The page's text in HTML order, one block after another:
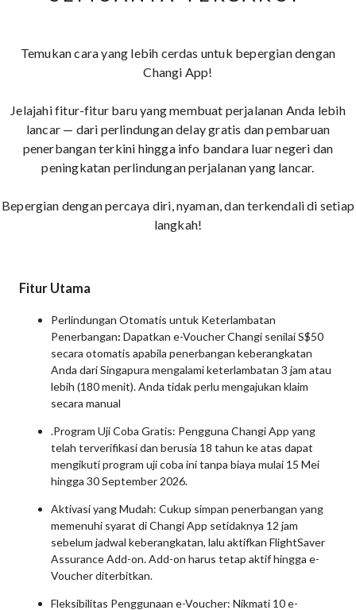
Temukan cara yang lebih cerdas untuk bepergian dengan
Changi App!
Jelajahi fitur-fitur baru yang membuat perjalanan Anda lebih
lancar — dari perlindungan delay gratis dan pembaruan
penerbangan terkini hingga info bandara luar negeri dan
peningkatan perlindungan perjalanan yang lancar.
Bepergian dengan percaya diri, nyaman, dan terkendali di setiap
langkah!
Fitur Utama
Perlindungan Otomatis untuk Keterlambatan
Penerbangan: Dapatkan e-Voucher Changi senilai S$50
secara otomatis apabila penerbangan keberangkatan
Anda dari Singapura mengalami keterlambatan 3 jam atau
lebih (180 menit). Anda tidak perlu mengajukan klaim
secara manual
.Program Uji Coba Gratis: Pengguna Changi App yang
telah terverifikasi dan berusia 18 tahun ke atas dapat
mengikuti program uji coba ini tanpa biaya mulai 15 Mei
hingga 30 September 2026.
Aktivasi yang Mudah: Cukup simpan penerbangan yang
memenuhi syarat di Changi App setidaknya 12 jam
sebelum jadwal keberangkatan, lalu aktifkan FlightSaver
Assurance Add-on. Add-on harus tetap aktif hingga e-
Voucher diterbitkan.
Fleksibilitas Penggunaan e-Voucher: Nikmati 10 e-